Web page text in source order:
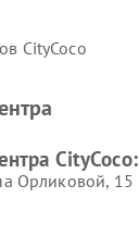
CityCoco
CityCoco:
Орликовой, 15